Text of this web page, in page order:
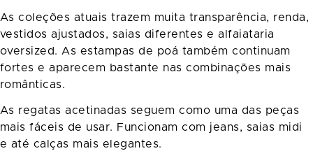
As coleções atuais trazem muita transparência, renda,
vestidos ajustados, saias diferentes e alfaiataria
oversized. As estampas de poá também continuam
fortes e aparecem bastante nas combinações mais
românticas.
As regatas acetinadas seguem como uma das peças
mais fáceis de usar. Funcionam com jeans, saias midi
e até calças mais elegantes.